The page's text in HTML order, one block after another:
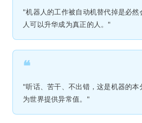
"机器人的工作被自动机替代掉是必然
人可以升华成为真正的人。"
❝
"听话、苦干、不出错，这是机器的本
为世界提供异常值。"